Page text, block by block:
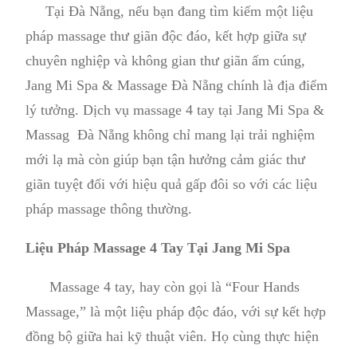
Tại Đà Nẵng, nếu bạn đang tìm kiếm một liệu
pháp massage thư giãn độc đáo, kết hợp giữa sự
chuyên nghiệp và không gian thư giãn ấm cúng,
Jang Mi Spa & Massage Đà Nẵng chính là địa điểm
lý tưởng. Dịch vụ massage 4 tay tại Jang Mi Spa &
Massag Đà Nẵng không chỉ mang lại trải nghiệm
mới lạ mà còn giúp bạn tận hưởng cảm giác thư
giãn tuyệt đối với hiệu quả gấp đôi so với các liệu
pháp massage thông thường.
Liệu Pháp Massage 4 Tay Tại Jang Mi Spa
Massage 4 tay, hay còn gọi là “Four Hands
Massage,” là một liệu pháp độc đáo, với sự kết hợp
đồng bộ giữa hai kỹ thuật viên. Họ cùng thực hiện